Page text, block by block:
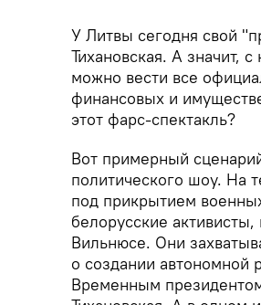
У Литвы сегодня свой
Тихановская. А значит,
можно вести все
финансовых и
этот фарс-спектакль?
Вот примерный
политического шоу. На
под прикрытием
белорусские
Вильнюсе. Они
о создании автономной
Временным